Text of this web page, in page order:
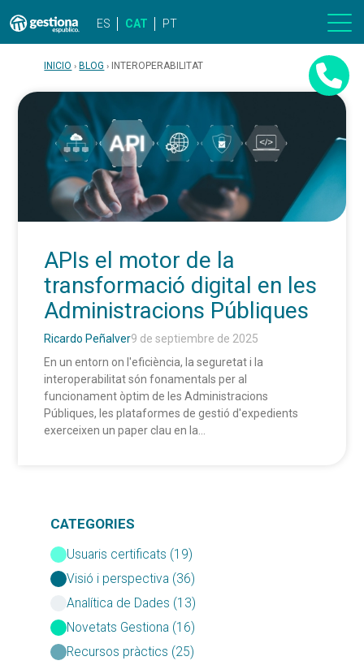
ES CAT PT
INICIO BLOG INTEROPERABILITAT
APIs el motor de la
transformació digital en les
Administracions Públiques
Ricardo Peñalver9 de septiembre de 2025
En un entorn on l'eficiència, la seguretat i la
interoperabilitat són fonamentals per al
funcionament òptim de les Administracions
Públiques, les plataformes de gestió d'expedients
exerceixen un paper clau en la...
CATEGORIES
Usuaris certificats (19)
Visió i perspectiva (36)
Analítica de Dades (13)
Novetats Gestiona (16)
Recursos pràctics (25)